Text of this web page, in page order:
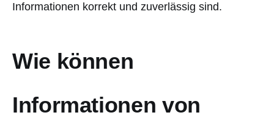
Informationen korrekt und zuverlässig sind.
Wie können
Informationen von